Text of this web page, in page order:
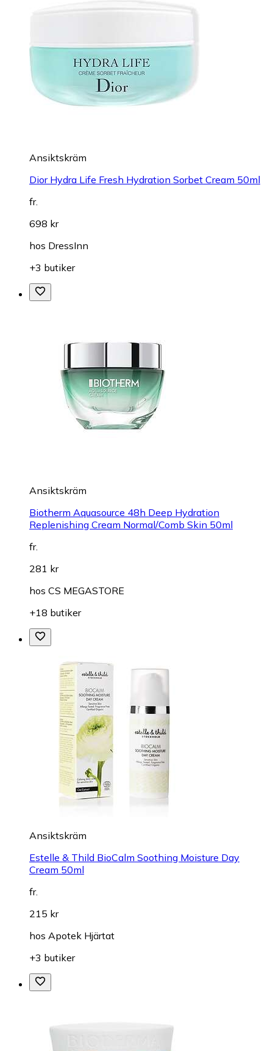
Ansiktskräm
Dior Hydra Life Fresh Hydration Sorbet Cream 50ml
fr.
698 kr
hos DressInn
+3 butiker
Ansiktskräm
Biotherm Aquasource 48h Deep Hydration
Replenishing Cream Normal/Comb Skin 50ml
fr.
281 kr
hos CS MEGASTORE
+18 butiker
Ansiktskräm
Estelle & Thild BioCalm Soothing Moisture Day
Cream 50ml
fr.
215 kr
hos Apotek Hjärtat
+3 butiker